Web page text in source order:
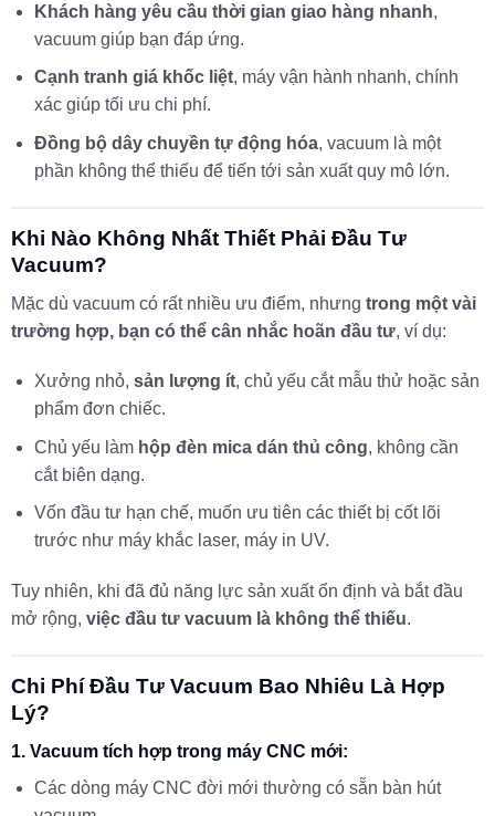
Khách hàng yêu cầu thời gian giao hàng nhanh,
vacuum giúp bạn đáp ứng.
Cạnh tranh giá khốc liệt, máy vận hành nhanh, chính
xác giúp tối ưu chi phí.
Đồng bộ dây chuyền tự động hóa, vacuum là một
phần không thể thiếu để tiến tới sản xuất quy mô lớn.
Khi Nào Không Nhất Thiết Phải Đầu Tư
Vacuum?
Mặc dù vacuum có rất nhiều ưu điểm, nhưng trong một vài
trường hợp, bạn có thể cân nhắc hoãn đầu tư, ví dụ:
Xưởng nhỏ, sản lượng ít, chủ yếu cắt mẫu thử hoặc sản
phẩm đơn chiếc.
Chủ yếu làm hộp đèn mica dán thủ công, không cần
cắt biên dạng.
Vốn đầu tư hạn chế, muốn ưu tiên các thiết bị cốt lõi
trước như máy khắc laser, máy in UV.
Tuy nhiên, khi đã đủ năng lực sản xuất ổn định và bắt đầu
mở rộng, việc đầu tư vacuum là không thể thiếu.
Chi Phí Đầu Tư Vacuum Bao Nhiêu Là Hợp
Lý?
1. Vacuum tích hợp trong máy CNC mới:
Các dòng máy CNC đời mới thường có sẵn bàn hút